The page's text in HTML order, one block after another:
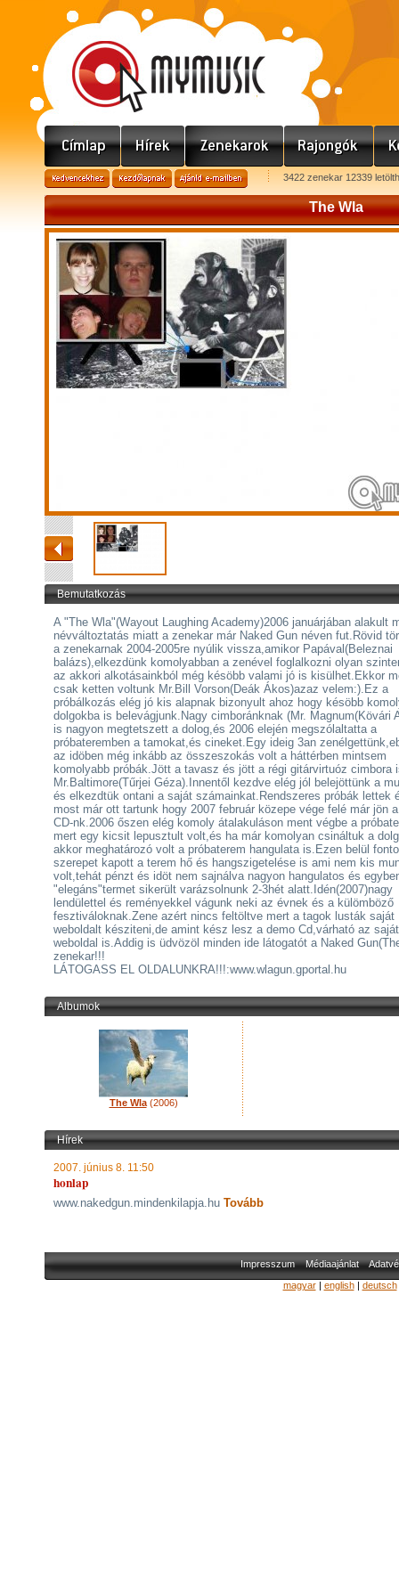
3422 zenekar 12339
The Wla
Bemutatkozás
A "The Wla"(Wayout Laughing Academy)2006 januárjában alakult
névváltoztatás miatt a zenekar már Naked Gun néven fut.Rövid
a zenekarnak 2004-2005re nyúlik vissza,amikor Papával(Beleznai
balázs),elkezdünk komolyabban a zenével foglalkozni olyan
az akkori alkotásainkból még késöbb valami jó is kisülhet.Ekkor
csak ketten voltunk Mr.Bill Vorson(Deák Ákos)azaz velem:).Ez a
próbálkozás elég jó kis alapnak bizonyult ahoz hogy késöbb
dolgokba is belevágjunk.Nagy cimboránknak (Mr. Magnum(Kövári
is nagyon megtetszett a dolog,és 2006 elején megszólaltatta a
próbateremben a tamokat,és cineket.Egy ideig 3an
az idöben még inkább az összeszokás volt a háttérben mintsem
komolyabb próbák.Jött a tavasz és jött a régi gitárvirtuóz cimbora
Mr.Baltimore(Tűrjei Géza).Innentől kezdve elég jól belejöttünk a
és elkezdtük ontani a saját számainkat.Rendszeres próbák lettek
most már ott tartunk hogy 2007 február közepe vége felé már jön
CD-nk.2006 őszen elég komoly átalakuláson ment végbe a
mert egy kicsit lepusztult volt,és ha már komolyan csináltuk a
akkor meghatározó volt a próbaterem hangulata is.Ezen belül
szerepet kapott a terem hő és hangszigetelése is ami nem kis
volt,tehát pénzt és idöt nem sajnálva nagyon hangulatos és
"elegáns"termet sikerült varázsolnunk 2-3hét alatt.Idén(2007)nagy
lendülettel és reményekkel vágunk neki az évnek és a külömböző
fesztiváloknak.Zene azért nincs feltöltve mert a tagok lusták saját
weboldalt késziteni,de amint kész lesz a demo Cd,várható az saját
weboldal is.Addig is üdvözöl minden ide látogatót a Naked
zenekar!!!
LÁTOGASS EL OLDALUNKRA!!!:www.wlagun.gportal.hu
Albumok
The Wla(2006)
Hírek
2007. június 8. 11:50
honlap
www.nakedgun.mindenkilapja.hu Tovább
Impresszum Médiaajánlat
magyar| english| deutsch